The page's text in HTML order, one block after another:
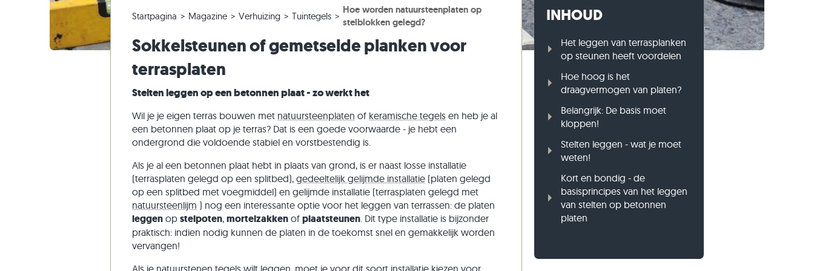
Kwartsiet tegels
Antieke tegels
Witte tegels
Grijze tegels
Kalksteen tuintegels
Kwartsiet terrastegels
Kalksteen straatstenen
Kwartsiet straatstenen
Gneis straatstenen
Travertin stapelblokken
Kwartsiet stapelblokken
Gneis stapelblokken
Gneis opsluitbanden
Bestelling wijzigen of annuleren
Levering & transport
Panoramische tour
Leefstijlen
Indrukken van klanten
Zandsteen
Startpagina Magazine Verhuizing Tuintegels
Hoe worden natuursteenplaten op
stelblokken gelegd?
Sokkelsteunen of gemetselde planken voor
terrasplaten
Stelten leggen op een betonnen plaat - zo werkt het
Wil je je eigen terras bouwen met natuursteenplaten of keramische tegelsen heb je al
een betonnen plaat op je terras? Dat is een goede voorwaarde - je hebt een
ondergrond die voldoende stabiel en vorstbestendig is.
Als je al een betonnen plaat hebt in plaats van grond, is er naast losse installatie
(terrasplaten gelegd op een splitbed), gedeeltelijk gelijmde installatie(platen gelegd
op een splitbed met voegmiddel) en gelijmde installatie (terrasplaten gelegd met
natuursteenlijm ) nog een interessante optie voor het leggen van terrassen: de platen
leggenop stelpoten, mortelzakkenof plaatsteunen. Dit type installatie is bijzonder
praktisch: indien nodig kunnen de platen in de toekomst snel en gemakkelijk worden
vervangen!
Als je natuurstenen tegels wilt leggen, moet je voor dit soort installatie kiezen voor
INHOUD
Het leggen van terrasplanken
op steunen heeft voordelen
Hoe hoog is het
draagvermogen van platen?
Belangrijk: De basis moet
kloppen!
Stelten leggen - wat je moet
weten!
Kort en bondig - de
basisprincipes van het leggen
van stelten op betonnen
platen